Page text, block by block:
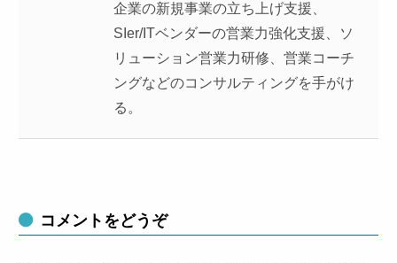
企業の新規事業の立ち上げ支援、
SIer/ITベンダーの営業力強化支援、ソ
リューション営業力研修、営業コーチ
ングなどのコンサルティングを手がけ
る。
コメントをどうぞ